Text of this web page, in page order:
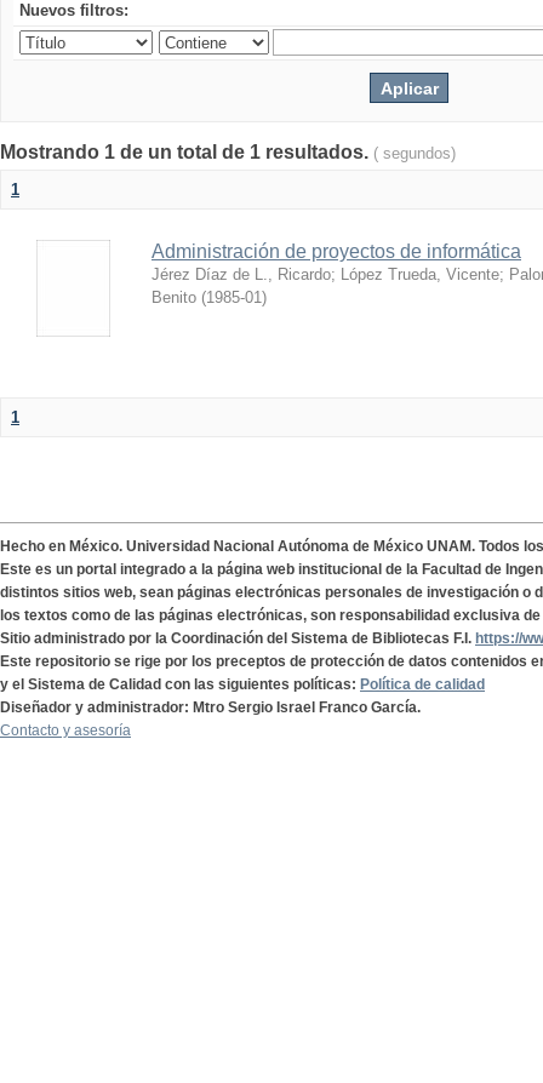
Nuevos filtros:
Mostrando 1 de un total de 1 resultados. ( segundos)
1
Administración de proyectos de informática
Jérez Díaz de L., Ricardo; López Trueda, Vicente;
Benito (1985-01)
1
Hecho en México. Universidad Nacional Autónoma de México UNAM. Todos
Este es un portal integrado a la página web institucional de la Facultad de
distintos sitios web, sean páginas electrónicas personales de investigación o
los textos como de las páginas electrónicas, son responsabilidad exclusiva
Sitio administrado por la Coordinación del Sistema de Bibliotecas F.I. https://
Este repositorio se rige por los preceptos de protección de datos contenidos
y el Sistema de Calidad con las siguientes políticas: Política de calidad
Diseñador y administrador: Mtro Sergio Israel Franco García.
Contacto y asesoría